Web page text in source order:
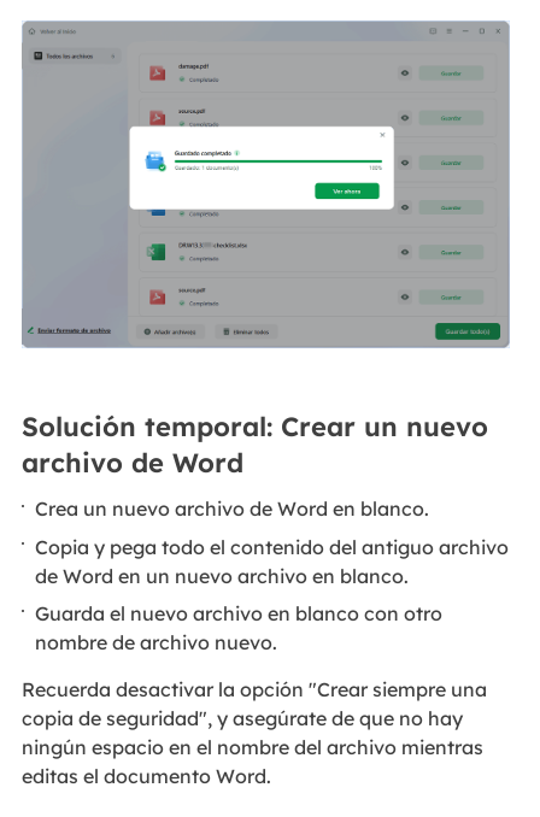
Solución temporal: Crear un nuevo
archivo de Word
Crea un nuevo archivo de Word en blanco.
Copia y pega todo el contenido del antiguo archivo
de Word en un nuevo archivo en blanco.
Guarda el nuevo archivo en blanco con otro
nombre de archivo nuevo.
Recuerda desactivar la opción "Crear siempre una
copia de seguridad", y asegúrate de que no hay
ningún espacio en el nombre del archivo mientras
editas el documento Word.